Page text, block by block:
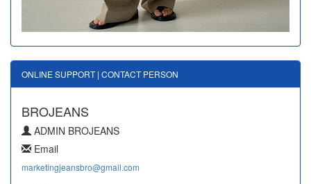
ONLINE SUPPORT | CONTACT PERSON
BROJEANS
ADMIN BROJEANS
Email
marketingjeansbro@gmail.com